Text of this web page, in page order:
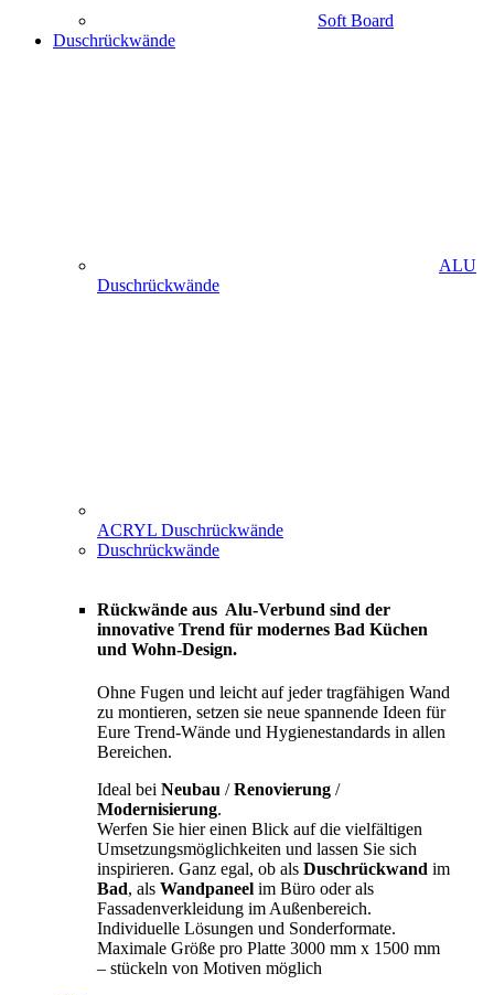
Soft Board
Duschrückwände
ALU
Duschrückwände
ACRYL Duschrückwände
Duschrückwände
Rückwände aus Alu-Verbund sind der
innovative Trend für modernes Bad Küchen
und Wohn-Design.
Ohne Fugen und leicht auf jeder tragfähigen Wand
zu montieren, setzen sie neue spannende Ideen für
Eure Trend-Wände und Hygienestandards in allen
Bereichen.
Ideal bei Neubau /Renovierung /
Modernisierung.
Werfen Sie hier einen Blick auf die vielfältigen
Umsetzungsmöglichkeiten und lassen Sie sich
inspirieren. Ganz egal, ob als Duschrückwand im
Bad, als Wandpaneel im Büro oder als
Fassadenverkleidung im Außenbereich.
Individuelle Lösungen und Sonderformate.
Maximale Größe pro Platte 3000 mm x 1500 mm
– stückeln von Motiven möglich